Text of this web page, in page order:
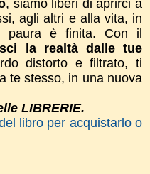
, siamo liberi di aprirci a
agli altri e alla vita, in
paura è finita. ​Con il
la realtà dalle tue
distorto e filtrato, ti
te stesso, in una nuova
LIBRERIE.
libro per acquistarlo o